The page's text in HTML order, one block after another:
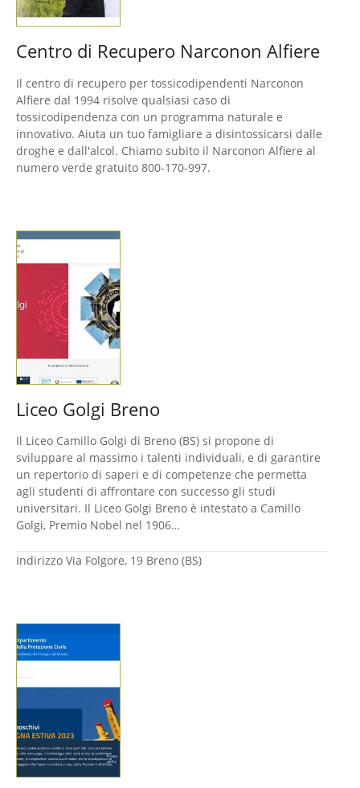
Centro di Recupero Narconon Alfiere
Il centro di recupero per tossicodipendenti Narconon
Alfiere dal 1994 risolve qualsiasi caso di
tossicodipendenza con un programma naturale e
innovativo. Aiuta un tuo famigliare a disintossicarsi dalle
droghe e dall'alcol. Chiamo subito il Narconon Alfiere al
numero verde gratuito 800-170-997.
Liceo Golgi Breno
Il Liceo Camillo Golgi di Breno (BS) si propone di
sviluppare al massimo i talenti individuali, e di garantire
un repertorio di saperi e di competenze che permetta
agli studenti di affrontare con successo gli studi
universitari. Il Liceo Golgi Breno è intestato a Camillo
Golgi, Premio Nobel nel 1906…
Indirizzo Via Folgore, 19 Breno (BS)